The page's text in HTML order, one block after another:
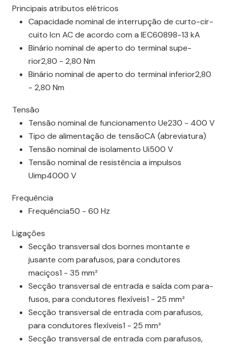
Prin­ci­pais atri­butos elétricos
Capa­ci­dade nominal de inter­rupção de curto-­cir­
cuito Icn AC de acordo com a IEC60898-13 kA
Binário nominal de aperto do terminal supe­
rior2,80 - 2,80 Nm
Binário nominal de aperto do terminal infe­rior2,80
- 2,80 Nm
Tensão
Tensão nominal de funci­o­na­mento Ue230 - 400 V
Tipo de alimen­tação de tensãoCA (abre­vi­a­tura)
Tensão nominal de isola­mento Ui500 V
Tensão nominal de resis­tência a impulsos
Uimp4000 V
Frequência
Frequência50 - 60 Hz
Liga­ções
Secção trans­versal dos bornes montante e
jusante com para­fu­sos, para condu­tores
maciços1 - 35 mm²
Secção trans­versal de entrada e saída com para­
fu­sos, para condu­tores flexí­veis1 - 25 mm²
Secção trans­versal de entrada com para­fu­sos,
para condu­tores flexí­veis1 - 25 mm²
Secção trans­versal de entrada com para­fu­sos,